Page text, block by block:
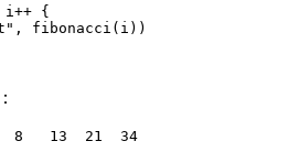
i++ {
fibonacci(i))